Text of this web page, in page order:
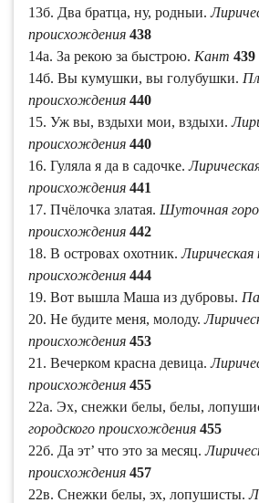
13б. Два братца, ну, родныи.
происхождения 438
14а. За рекою за быстрою. Кант 439
14б. Вы кумушки, вы голубушки.
происхождения 440
15. Уж вы, вздыхи мои, вздыхи.
происхождения 440
16. Гуляла я да в садочке.
происхождения 441
17. Пчёлочка златая. Шуточная
происхождения 442
18. В островах охотник.Лирическая
происхождения 444
19. Вот вышла Маша из дубровы.
20. Не будите меня, молоду.
происхождения 453
21. Вечерком красна девица.
происхождения 455
22а. Эх, снежки белы, белы,
городского происхождения 455
22б. Да эт’ что это за месяц.
происхождения 457
22в. Снежки белы, эх, лопушисты.